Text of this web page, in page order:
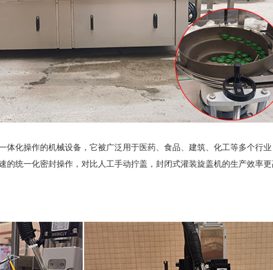
体化操作的机械设备，它被广泛用于医药、食品、建筑、化工等多个行
的统一化密封操作，对比人工手动拧盖，封闭式灌装旋盖机的生产效率